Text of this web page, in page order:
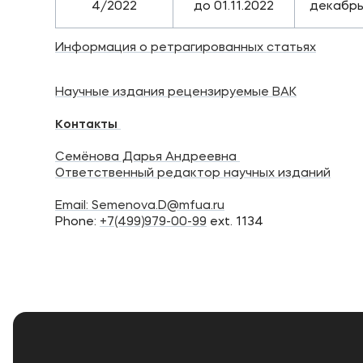
4/2022 до 01.11.2022
Информация о ретрагированных статьях
Научные издания рецензируемые ВАК
Контакты
Семёнова Дарья Андреевна
Ответственный редактор научных изданий
Email: Semenova.D@mfua.ru
Phone: +7(499)979-00-99 ext. 1134